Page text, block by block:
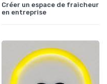
Créer un espace de fraîcheur
en entreprise